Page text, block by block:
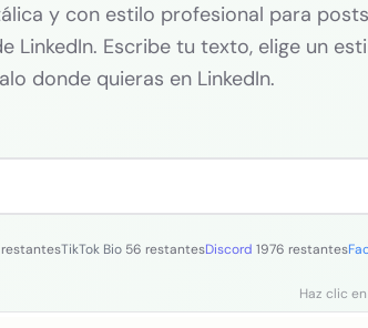
y con estilo profesional para
LinkedIn. Escribe tu texto, elige un
donde quieras en LinkedIn.
TikTok Bio 56 restantesDiscord 1976 restantes
Haz clic